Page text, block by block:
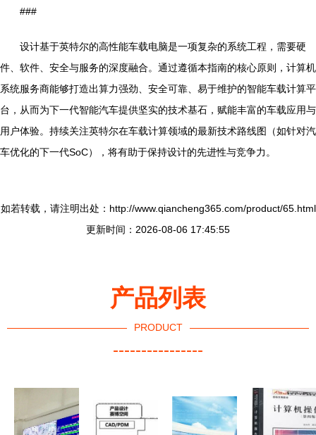
###
设计基于英特尔的高性能车载电脑是一项复杂的系统工程，需要硬
件、软件、安全与服务的深度融合。通过遵循本指南的核心原则，计算机
系统服务商能够打造出算力强劲、安全可靠、易于维护的智能车载计算平
台，从而为下一代智能汽车提供坚实的技术基石，赋能丰富的车载应用与
用户体验。持续关注英特尔在车载计算领域的最新技术路线图（如针对汽
车优化的下一代SoC），将有助于保持设计的先进性与竞争力。
如若转载，请注明出处：http://www.qiancheng365.com/product/65.html
更新时间：2026-08-06 17:45:55
产品列表
PRODUCT
----------------